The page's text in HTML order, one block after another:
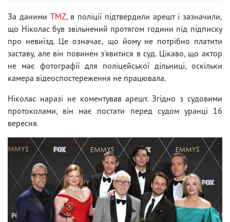
За даними TMZ, в поліції підтвердили арешт і зазначили,
що Ніколас був звільнений протягом години під підписку
про невиїзд. Це означає, що йому не потрібно платити
заставу, але він повинен з'явитися в суд. Цікаво, що актор
не має фотографії для поліцейської дільниці, оскільки
камера відеоспостереження не працювала.
Ніколас наразі не коментував арешт. Згідно з судовими
протоколами, він має постати перед судом уранці 16
вересня.